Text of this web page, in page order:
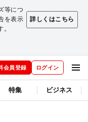
等につ
を表示
詳しくはこちら
会員登録 ログイン
特集 ビジネス